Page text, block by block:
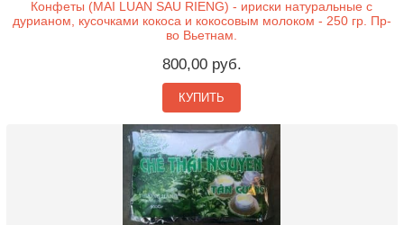
Конфеты (MAI LUAN SAU RIENG) - ириски натуральные с
дурианом, кусочками кокоса и кокосовым молоком - 250 гр. Пр-
во Вьетнам.
800,00 руб.
КУПИТЬ